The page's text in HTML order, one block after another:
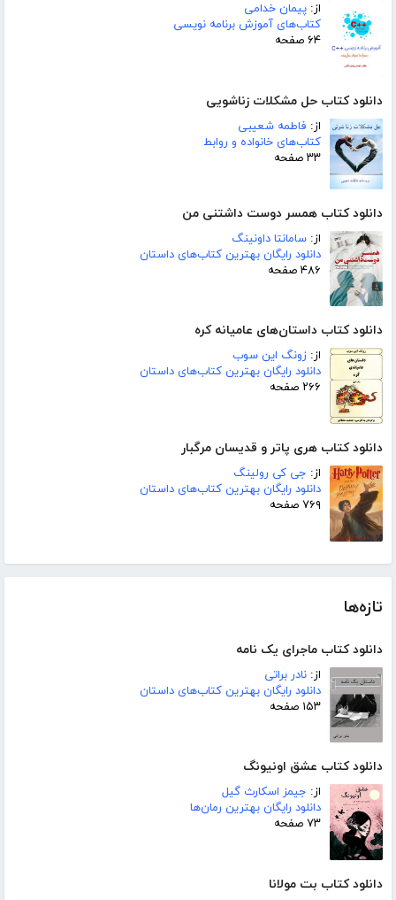
از: پیمان خدامی
کتاب‌های آموزش برنامه نویسی
۶۴ صفحه
دانلود کتاب حل مشکلات زناشویی
از: فاطمه شعیبی
کتاب‌های خانواده و روابط
۳۳ صفحه
دانلود کتاب همسر دوست داشتنی من
از: سامانتا داونینگ
دانلود رایگان بهترین کتاب‌های داستان
۴۸۶ صفحه
دانلود کتاب داستان‌های عامیانه کره
از: زونگ این سوب
دانلود رایگان بهترین کتاب‌های داستان
۲۶۶ صفحه
دانلود کتاب هری پاتر و قدیسان مرگبار
از: جی کی رولینگ
دانلود رایگان بهترین کتاب‌های داستان
۷۶۹ صفحه
تازه‌ها
دانلود کتاب ماجرای یک نامه
از: نادر براتی
دانلود رایگان بهترین کتاب‌های داستان
۱۵۳ صفحه
دانلود کتاب عشق اونیونگ
از: جیمز اسکارث گیل
دانلود رایگان بهترین رمان‌ها
۷۳ صفحه
دانلود کتاب بت مولانا